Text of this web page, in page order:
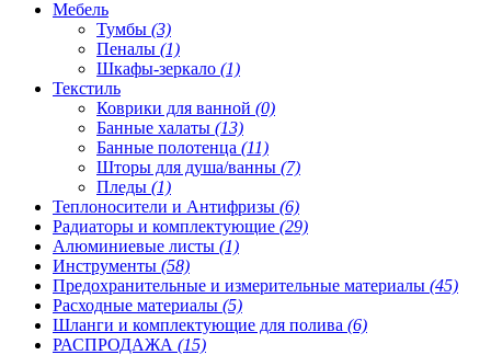
Мебель
Тумбы (3)
Пеналы (1)
Шкафы-зеркало (1)
Текстиль
Коврики для ванной (0)
Банные халаты (13)
Банные полотенца (11)
Шторы для душа/ванны (7)
Пледы (1)
Теплоносители и Антифризы (6)
Радиаторы и комплектующие (29)
Алюминиевые листы (1)
Инструменты (58)
Предохранительные и измерительные материалы (45)
Расходные материалы (5)
Шланги и комплектующие для полива (6)
РАСПРОДАЖА (15)